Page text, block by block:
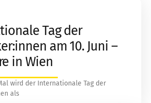
Tag der
am 10. Juni –
in Wien
wird der Internationale Tag der
als